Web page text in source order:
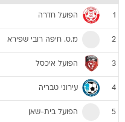
1 הפועל חדרה
2 מ.ס. חיפה רובי שפירא
3 הפועל איכסל
4 עירוני טבריה
5 הפועל בית-שאן